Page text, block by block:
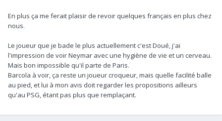
En plus ça me ferait plaisir de revoir quelques français en plus chez
nous.
Le joueur que je bade le plus actuellement c'est Doué, j'ai
l'impression de voir Neymar avec une hygiène de vie et un cerveau.
Mais bon impossible qu'il parte de Paris.
Barcola à voir, ça reste un joueur croqueur, mais quelle facilité balle
au pied, et lui à mon avis doit regarder les propositions ailleurs
qu'au PSG, étant pas plus que remplaçant.